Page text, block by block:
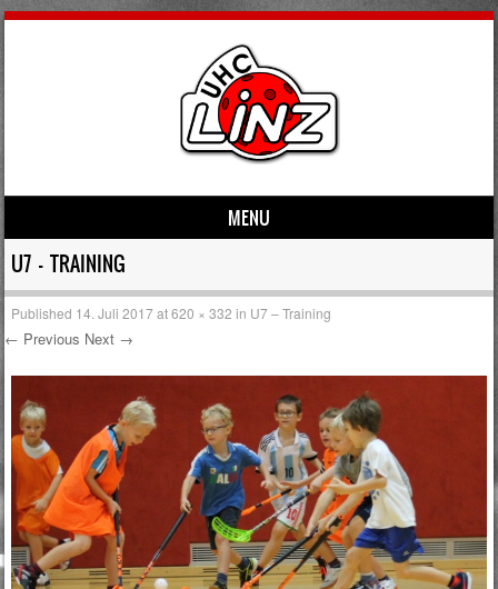
MENU
Skip to content
U7 – TRAINING
Published 14. Juli 2017at620 × 332 in U7 – Training
← Previous Next →